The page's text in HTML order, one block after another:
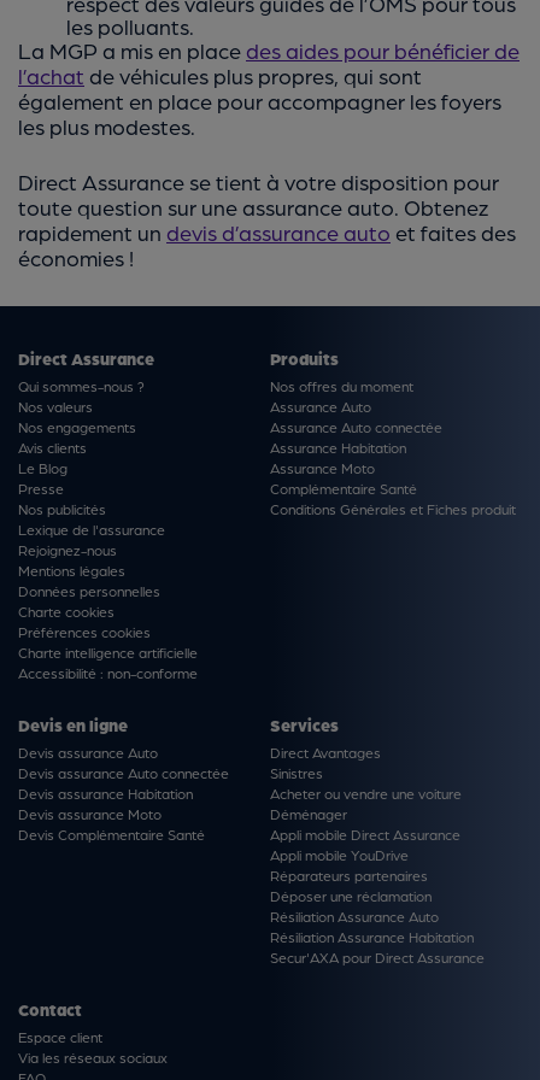
les polluants.
La MGP a mis en place des aides pour bénéficier de
l’achat de véhicules plus propres, qui sont
également en place pour accompagner les foyers
les plus modestes.
Direct Assurance se tient à votre disposition pour
toute question sur une assurance auto. Obtenez
rapidement un devis d’assurance auto et faites des
économies !
Direct Assurance
Qui sommes-nous ?
Nos valeurs
Nos engagements
Avis clients
Le Blog
Presse
Nos publicités
Lexique de l'assurance
Rejoignez-nous
Mentions légales
Données personnelles
Charte cookies
Préférences cookies
Charte intelligence artificielle
Accessibilité : non-conforme
Produits
Nos offres du moment
Assurance Auto
Assurance Auto connectée
Assurance Habitation
Assurance Moto
Complémentaire Santé
Conditions Générales et Fiches produit
Devis en ligne
Devis assurance Auto
Devis assurance Auto connectée
Devis assurance Habitation
Devis assurance Moto
Devis Complémentaire Santé
Services
Direct Avantages
Sinistres
Acheter ou vendre une voiture
Déménager
Appli mobile Direct Assurance
Appli mobile YouDrive
Réparateurs partenaires
Déposer une réclamation
Résiliation Assurance Auto
Résiliation Assurance Habitation
Secur'AXA pour Direct Assurance
Contact
Espace client
Via les réseaux sociaux